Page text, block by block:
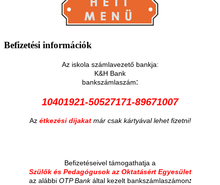
Befizetési információk
Az iskola számlavezető bankja:
K&H Bank
bankszámlaszám:
10401921-50527171-89671007
Az étkezési díjakat már csak kártyával lehet fizetni!
Befizetéseivel támogathatja a
Szülők és Pedagógusok az Oktatásért Egyesület
az alábbi OTP Bankáltal kezelt bankszámlaszámon: